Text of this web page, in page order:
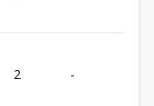
2 -